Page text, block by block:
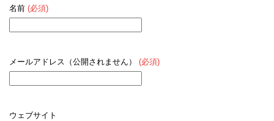
名前 (必須)
メールアドレス（公開されません） (必須)
ウェブサイト